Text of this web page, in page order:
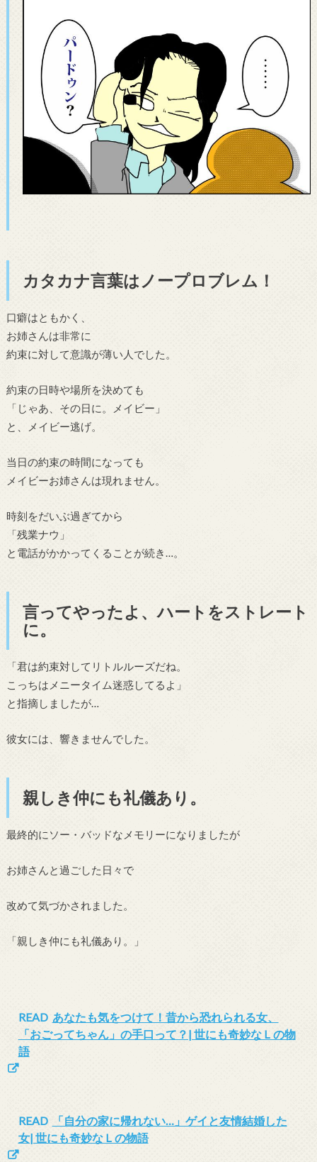
カタカナ言葉はノープロブレム！
口癖はともかく、
お姉さんは非常に
約束に対して意識が薄い人でした。
約束の日時や場所を決めても
「じゃあ、その日に。メイビー」
と、メイビー逃げ。
当日の約束の時間になっても
メイビーお姉さんは現れません。
時刻をだいぶ過ぎてから
「残業ナウ」
と電話がかかってくることが続き…。
言ってやったよ、ハートをストレート
に。
「君は約束対してリトルルーズだね。
こっちはメニータイム迷惑してるよ」
と指摘しましたが…
彼女には、響きませんでした。
親しき仲にも礼儀あり。
最終的にソー・バッドなメモリーになりましたが
お姉さんと過ごした日々で
改めて気づかされました。
「親しき仲にも礼儀あり。」
READ あなたも気をつけて！昔から恐れられる女、
「おごってちゃん」の手口って？| 世にも奇妙なＬの物
語
READ
「自分の家に帰れない…」ゲイと友情結婚した
女| 世にも奇妙なＬの物語